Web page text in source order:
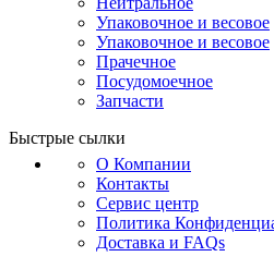
Упаковочное и весовое
Упаковочное и весовое
Прачечное
Посудомоечное
Запчасти
Быстрые сылки
О Компании
Контакты
Сервис центр
Политика
Доставка и FAQs